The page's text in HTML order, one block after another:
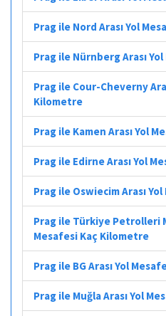
Prag ile Nord Arası Yol
Prag ile Nürnberg Arası
Prag ile Cour-Cheverny
Kilometre
Prag ile Kamen Arası Yol
Prag ile Edirne Arası Yol
Prag ile Oswiecim Arası
Prag ile Türkiye Petrolleri
Mesafesi Kaç Kilometre
Prag ile BG Arası Yol
Prag ile Muğla Arası Yol